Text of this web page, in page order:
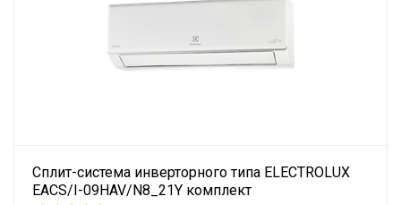
Сплит-система инверторного типа ELECTROLUX
EACS/I-09HAV/N8_21Y комплект